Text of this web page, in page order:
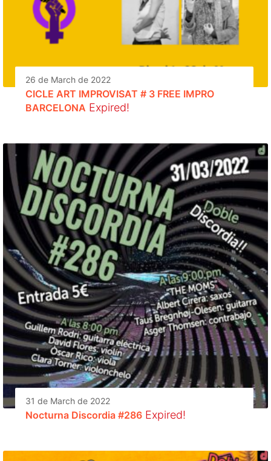
26 de March de 2022
CICLE ART IMPROVISAT # 3 FREE IMPRO
BARCELONA Expired!
31 de March de 2022
Nocturna Discordia #286 Expired!